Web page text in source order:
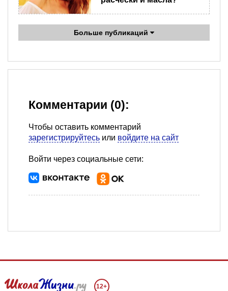
Больше публикаций
Комментарии (0):
Чтобы оставить комментарий
зарегистрируйтесь или войдите на сайт
Войти через социальные сети:
12+